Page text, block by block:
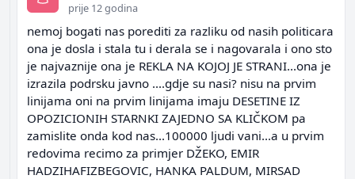
prije 12 godina
nemoj bogati nas porediti za razliku od nasih politicara
ona je dosla i stala tu i derala se i nagovarala i ono sto
je najvaznije ona je REKLA NA KOJOJ JE STRANI...ona je
izrazila podrsku javno ....gdje su nasi? nisu na prvim
linijama oni na prvim linijama imaju DESETINE IZ
OPOZICIONIH STARNKI ZAJEDNO SA KLIČKOM pa
zamislite onda kod nas...100000 ljudi vani...a u prvim
redovima recimo za primjer DŽEKO, EMIR
HADZIHAFIZBEGOVIC, HANKA PALDUM, MIRSAD